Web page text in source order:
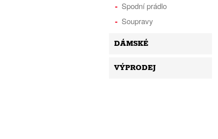
Spodní prádlo
Soupravy
DÁMSKÉ
VÝPRODEJ